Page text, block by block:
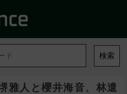
検索
雅人と櫻井海音、林遣